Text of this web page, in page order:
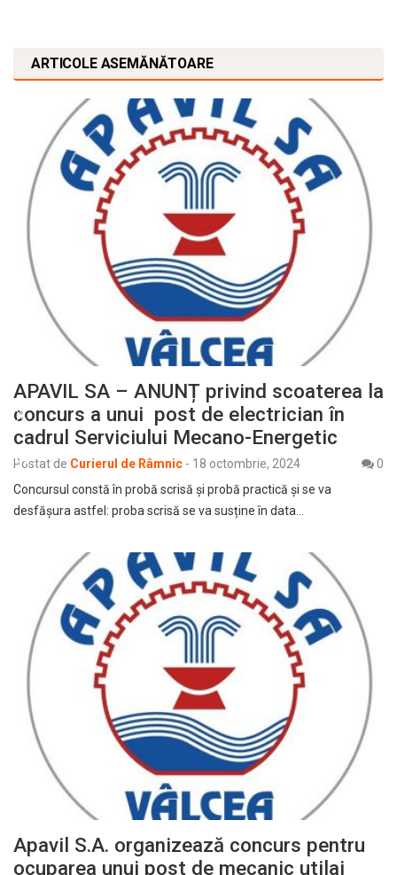
ARTICOLE ASEMĂNĂTOARE
APAVIL SA – ANUNȚ privind scoaterea la
concurs a unui post de electrician în
cadrul Serviciului Mecano-Energetic
Postat de Curierul de Râmnic - 18 octombrie, 2024
0
Concursul constă în probă scrisă și probă practică și se va
desfășura astfel: proba scrisă se va susține în data…
Apavil S.A. organizează concurs pentru
ocuparea unui post de mecanic utilaj